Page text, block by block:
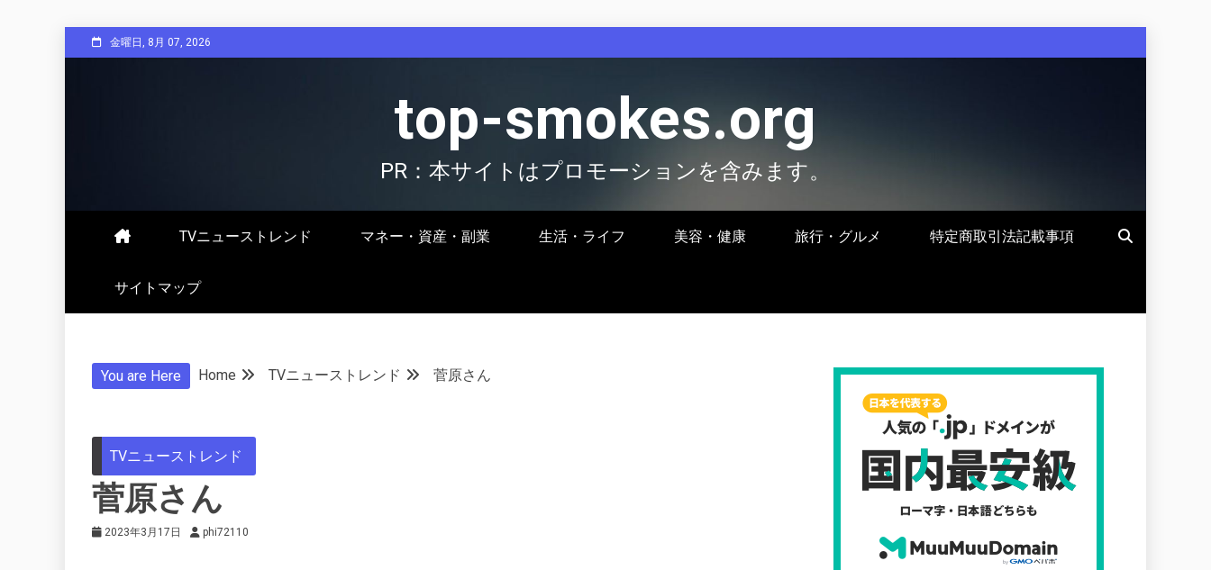
to
金曜日, 8月 07, 2026
top-smokes.org
PR：本サイトはプロモーションを含みます。
TVニューストレンド マネー・資産・副業 生活・ライフ 美容・健康 旅行・グルメ 特定商取引法記載事項
サイトマップ
You are Here Home TVニューストレンド 菅原さん
TVニューストレンド
菅原さん
2023年3月17日 phi72110